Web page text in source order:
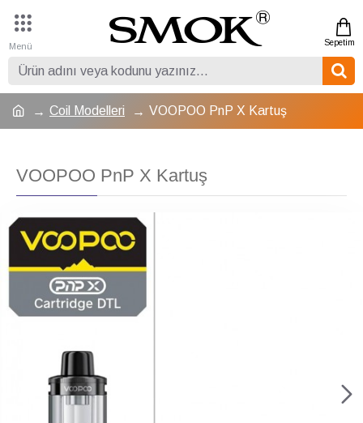
Coil Modelleri VOOPOO PnP X Kartuş
VOOPOO PnP X Kartuş